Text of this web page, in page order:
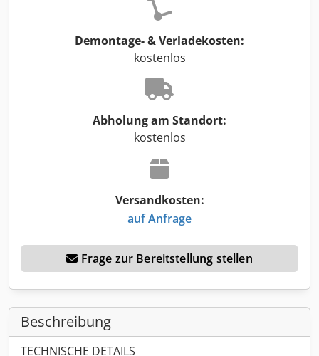
Demontage- & Verladekosten:
kostenlos
Abholung am Standort:
kostenlos
Versandkosten:
auf Anfrage
Frage zur Bereitstellung stellen
Beschreibung
TECHNISCHE DETAILS